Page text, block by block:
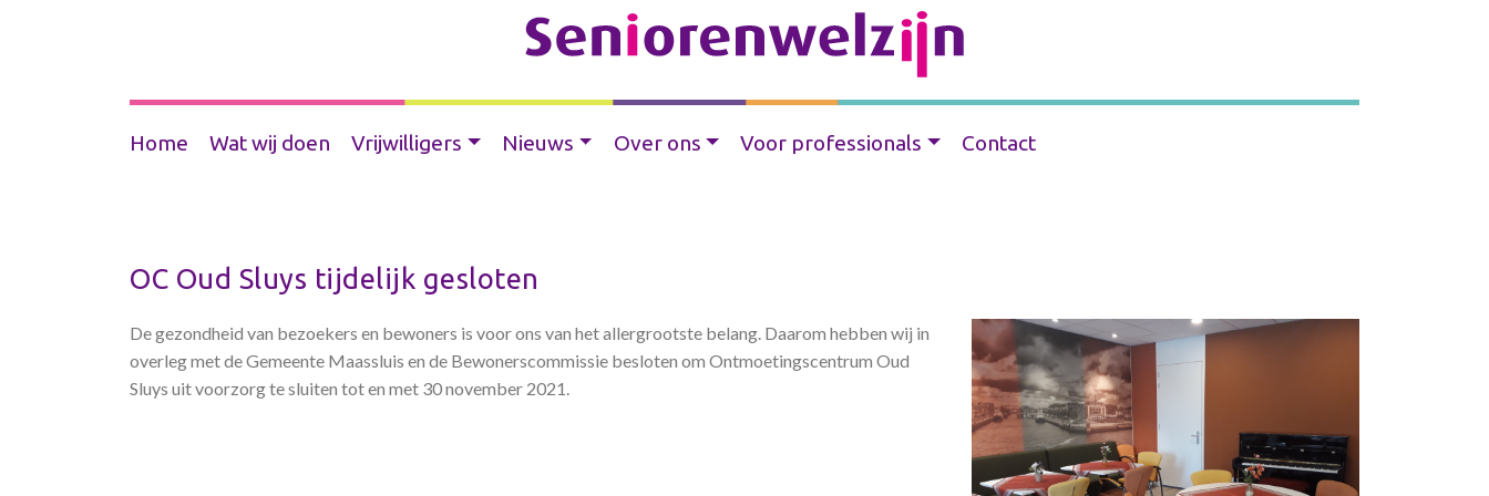
Home Wat wij doen Vrijwilligers Nieuws Over ons Voor professionals Contact
OC Oud Sluys tijdelijk gesloten
De gezondheid van bezoekers en bewoners is voor ons van het allergrootste belang. Daarom hebben wij in
overleg met de Gemeente Maassluis en de Bewonerscommissie besloten om Ontmoetingscentrum Oud
Sluys uit voorzorg te sluiten tot en met 30 november 2021.